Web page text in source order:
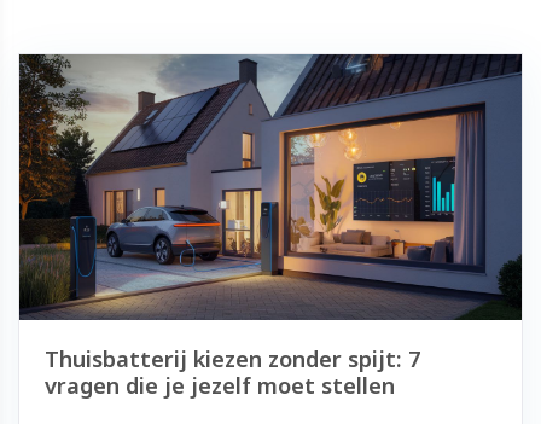
Thuisbatterij kiezen zonder spijt: 7
vragen die je jezelf moet stellen